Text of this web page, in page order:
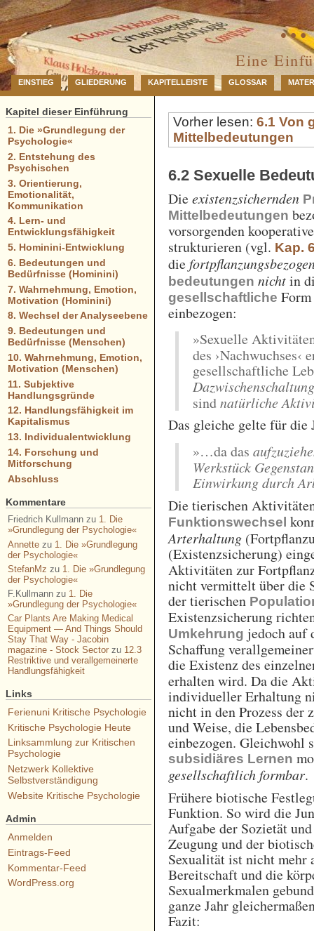
…
Eine
EINSTIEG GLIEDERUNG KAPITELLEISTE GLOSSAR
Vorher lesen:6.1 Von
Mittelbedeutungen
6.2 Sexuelle
Dieexistenzsichernden
Mittelbedeutungen
vorsorgenden
strukturieren (vgl. Kap.
die
bedeutungen nichtin
gesellschaftliche
einbezogen:
»Sexuelle
des ›Nachwuchses‹
gesellschaftliche
sindnatürliche
Das gleiche gelte für die
»…da das
Werkstück
Einwirkung durch
Die tierischen
Funktionswechsel
Arterhaltung
(Existenzsicherung)
Aktivitäten zur
nicht vermittelt über die
der tierischen
Existenzsicherung
Umkehrung jedoch auf
Schaffung
die Existenz des
erhalten wird. Da die
individueller Erhaltung
nicht in den Prozess der
und Weise, die
einbezogen.
subsidiäres Lernen
gesellschaftlich formbar.
Frühere biotische
Funktion. So wird die
Aufgabe der Sozietät
Zeugung und der
Sexualität ist nicht mehr
Bereitschaft und die
Sexualmerkmalen
ganze Jahr
Fazit:
Kapitel dieser Einführung
1. Die »Grundlegung der
Psychologie«
2. Entstehung des
Psychischen
3. Orientierung,
Emotionalität,
Kommunikation
4. Lern- und
Entwicklungsfähigkeit
5. Hominini-Entwicklung
6. Bedeutungen und
Bedürfnisse (Hominini)
7. Wahrnehmung, Emotion,
Motivation (Hominini)
8. Wechsel der Analyseebene
9. Bedeutungen und
Bedürfnisse (Menschen)
10. Wahrnehmung, Emotion,
Motivation (Menschen)
11. Subjektive
Handlungsgründe
12. Handlungsfähigkeit im
Kapitalismus
13. Individualentwicklung
14. Forschung und
Mitforschung
Abschluss
Kommentare
Friedrich Kullmannzu 1. Die
»Grundlegung der Psychologie«
Annettezu 1. Die »Grundlegung
der Psychologie«
StefanMz zu 1. Die »Grundlegung
der Psychologie«
F.Kullmannzu 1. Die
»Grundlegung der Psychologie«
Car Plants Are Making Medical
Equipment — And Things Should
Stay That Way - Jacobin
magazine - Stock Sectorzu 12.3
Restriktive und verallgemeinerte
Handlungsfähigkeit
Links
Ferienuni Kritische Psychologie
Kritische Psychologie Heute
Linksammlung zur Kritischen
Psychologie
Netzwerk Kollektive
Selbstverständigung
Website Kritische Psychologie
Admin
Anmelden
Eintrags-Feed
Kommentar-Feed
WordPress.org